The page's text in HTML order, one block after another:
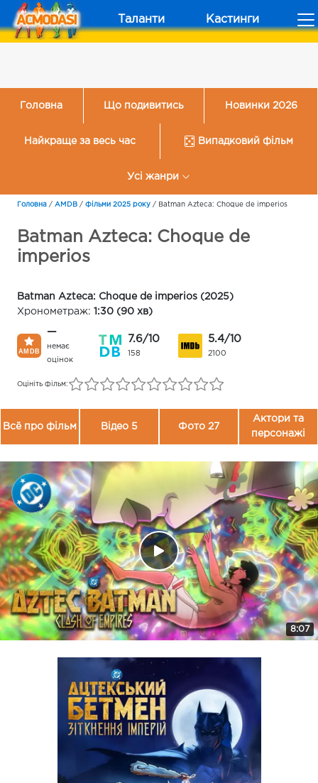
Таланти Кастинги
Головна Що подивитись Новинки 2026
Найкраще за весь час Випадковий фільм
Усі жанри
Головна / AMDB / Фільми 2025 року / Batman Azteca: Choque de imperios
Batman Azteca: Choque de
imperios
Batman Azteca: Choque de imperios (2025)
Хронометраж: 1:30 (90 хв)
—
немає
оцінок
7.6/10
158
5.4/10
2100
Оцініть фільм:
Всё про фільм Відео 5 Фото 27
Актори та
персонажі
8:07